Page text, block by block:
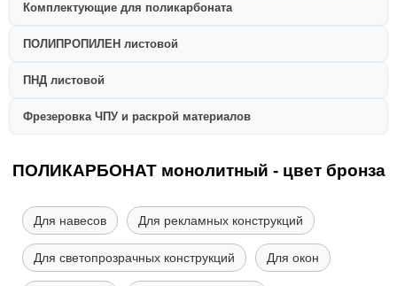
Комплектующие для поликарбоната
ПОЛИПРОПИЛЕН листовой
ПНД листовой
Фрезеровка ЧПУ и раскрой материалов
ПОЛИКАРБОНАТ монолитный - цвет бронза
Для навесов Для рекламных конструкций
Для светопрозрачных конструкций Для окон